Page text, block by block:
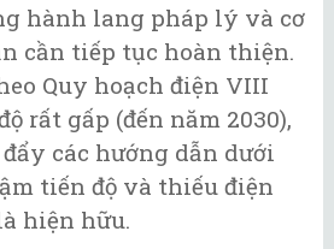
hành lang pháp lý và cơ
cần tiếp tục hoàn thiện.
Quy hoạch điện VIII
rất gấp (đến năm 2030),
các hướng dẫn dưới
tiến độ và thiếu điện
hiện hữu.